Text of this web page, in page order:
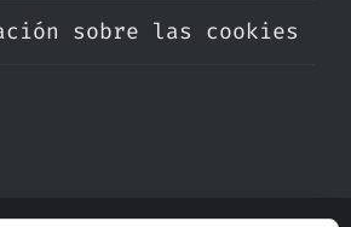
sobre las cookies